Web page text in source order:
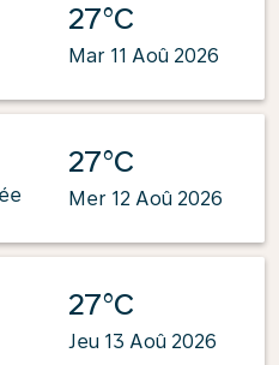
27°C
Mar 11 Aoû 2026
27°C
Mer 12 Aoû 2026
27°C
Jeu 13 Aoû 2026